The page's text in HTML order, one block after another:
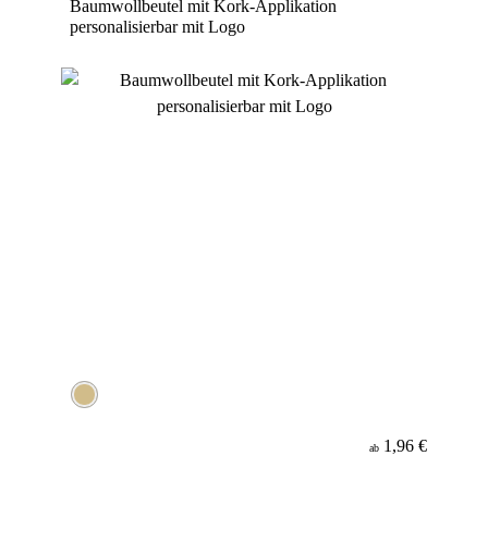
Baumwollbeutel mit Kork-Applikation
personalisierbar mit Logo
ab 1,96 €